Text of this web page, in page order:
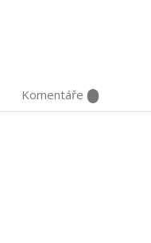
Komentáře